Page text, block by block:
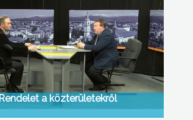
a közterületekről